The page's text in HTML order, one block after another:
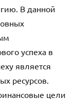
В данной
успеха в
является
ресурсов.
цели